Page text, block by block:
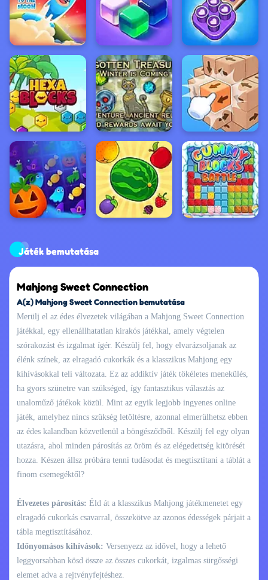
Játék bemutatása
Mahjong Sweet Connection
A(z) Mahjong Sweet Connection bemutatása
Merülj el az édes élvezetek világában a Mahjong Sweet Connection
játékkal, egy ellenállhatatlan kirakós játékkal, amely végtelen
szórakozást és izgalmat ígér. Készülj fel, hogy elvarázsoljanak az
élénk színek, az elragadó cukorkák és a klasszikus Mahjong egy
kihívásokkal teli változata. Ez az addiktív játék tökéletes menekülés,
ha gyors szünetre van szükséged, így fantasztikus választás az
unaloműző játékok közül. Mint az egyik legjobb ingyenes online
játék, amelyhez nincs szükség letöltésre, azonnal elmerülhetsz ebben
az édes kalandban közvetlenül a böngésződből. Készülj fel egy olyan
utazásra, ahol minden párosítás az öröm és az elégedettség kitörését
hozza. Készen állsz próbára tenni tudásodat és megtisztítani a táblát a
finom csemegéktől?
Élvezetes párosítás: Éld át a klasszikus Mahjong játékmenetet egy
elragadó cukorkás csavarral, összekötve az azonos édességek párjait a
tábla megtisztításához.
Időnyomásos kihívások: Versenyezz az idővel, hogy a lehető
leggyorsabban kösd össze az összes cukorkát, izgalmas sürgősségi
elemet adva a rejtvényfejtéshez.